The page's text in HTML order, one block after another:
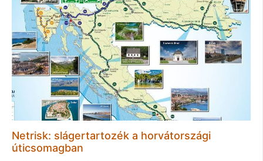
Netrisk: slágertartozék a horvátországi
úticsomagban